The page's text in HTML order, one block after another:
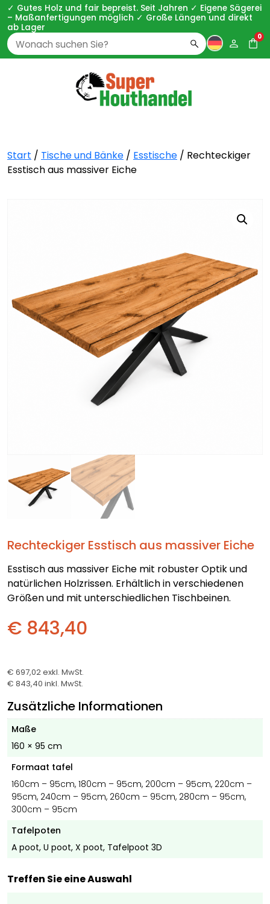
✓ Gutes Holz und fair bepreist. Seit Jahren ✓ Eigene Sägerei
– Maßanfertigungen möglich ✓ Große Längen und direkt
ab Lager
Zoeken
naar:
0
Start / Tische und Bänke / Esstische / Rechteckiger
Esstisch aus massiver Eiche
Rechteckiger Esstisch aus massiver Eiche
Esstisch aus massiver Eiche mit robuster Optik und
natürlichen Holzrissen. Erhältlich in verschiedenen
Größen und mit unterschiedlichen Tischbeinen.
€ 843,40
€ 697,02exkl. MwSt.
€ 843,40 inkl. MwSt.
Zusätzliche Informationen
Maße
160 × 95 cm
Formaat tafel
160cm – 95cm, 180cm – 95cm, 200cm – 95cm, 220cm –
95cm, 240cm – 95cm, 260cm – 95cm, 280cm – 95cm,
300cm – 95cm
Tafelpoten
A poot, U poot, X poot, Tafelpoot 3D
Treffen Sie eine Auswahl